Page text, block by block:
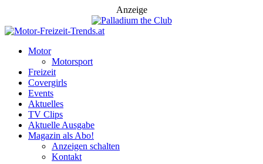
Anzeige
Motor
Motorsport
Freizeit
Covergirls
Events
Aktuelles
TV Clips
Aktuelle Ausgabe
Magazin als Abo!
Anzeigen schalten
Kontakt